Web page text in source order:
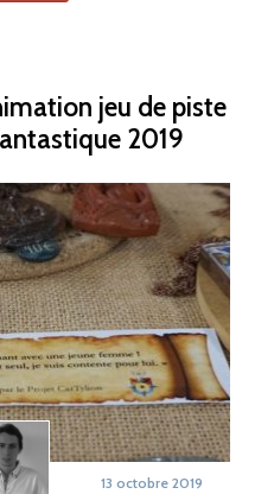
jeu de piste
2019
13 octobre 2019